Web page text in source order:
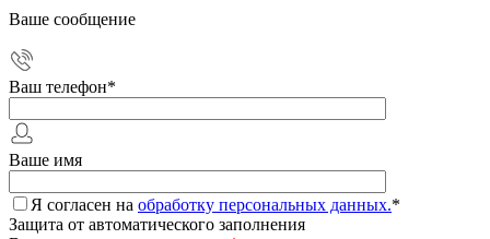
Ваше сообщение
Ваш телефон*
Ваше имя
Я согласен на обработку персональных данных.*
Защита от автоматического заполнения